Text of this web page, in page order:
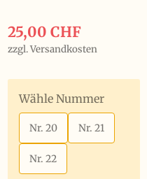
25,00 CHF
zzgl. Versandkosten
Wähle Nummer
Nr. 20 Nr. 21
Nr. 22